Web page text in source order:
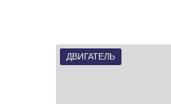
ДВИГАТЕЛЬ